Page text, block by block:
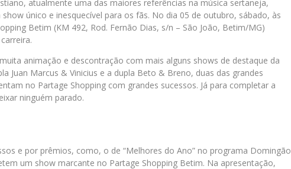
atualmente uma das maiores referências na música sertaneja,
único e inesquecível para os fãs. No dia 05 de outubro, sábado, às
Betim (KM 492, Rod. Fernão Dias, s/n – São João, Betim/MG)
animação e descontração com mais alguns shows de destaque da
Juan Marcus & Vinicius e a dupla Beto & Breno, duas das grandes
no Partage Shopping com grandes sucessos. Já para completar a
ninguém parado.
e por prêmios, como, o de “Melhores do Ano” no programa Domingão
um show marcante no Partage Shopping Betim. Na apresentação,